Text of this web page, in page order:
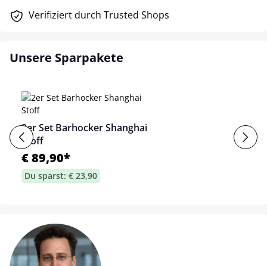
Verifiziert durch Trusted Shops
Unsere Sparpakete
2er Set Barhocker Shanghai
Stoff
€ 89,90*
Du sparst: € 23,90